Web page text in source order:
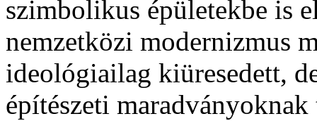
szimbolikus épületekbe is
nemzetközi modernizmus
ideológiailag kiüresedett,
építészeti